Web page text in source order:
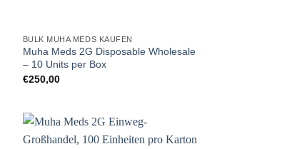
BULK MUHA MEDS KAUFEN
Muha Meds 2G Disposable Wholesale
– 10 Units per Box
€250,00